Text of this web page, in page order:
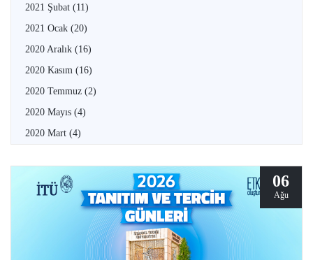
2021 Şubat (11)
2021 Ocak (20)
2020 Aralık (16)
2020 Kasım (16)
2020 Temmuz (2)
2020 Mayıs (4)
2020 Mart (4)
06
Ağu